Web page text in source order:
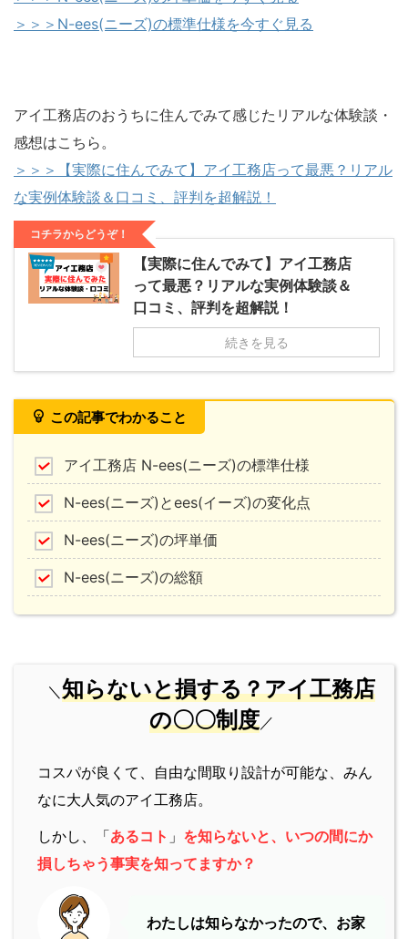
＞＞＞N-ees(ニーズ)の標準仕様を今すぐ見る
アイ工務店のおうちに住んでみて感じたリアルな体験談・
感想はこちら。
＞＞＞【実際に住んでみて】アイ工務店って最悪？リアル
な実例体験談＆口コミ、評判を超解説！
コチラからどうぞ！
【実際に住んでみて】アイ工務店
って最悪？リアルな実例体験談＆
口コミ、評判を超解説！
続きを見る
この記事でわかること
アイ工務店 N-ees(ニーズ)の標準仕様
N-ees(ニーズ)とees(イーズ)の変化点
N-ees(ニーズ)の坪単価
N-ees(ニーズ)の総額
＼ 知らないと損する？アイ工務店
の〇〇制度／
コスパが良くて、自由な間取り設計が可能な、みん
なに大人気のアイ工務店。
しかし、「あるコト 」 を知らないと、いつの間にか
損しちゃう事実を知ってますか？
わたしは知らなかったので、お家